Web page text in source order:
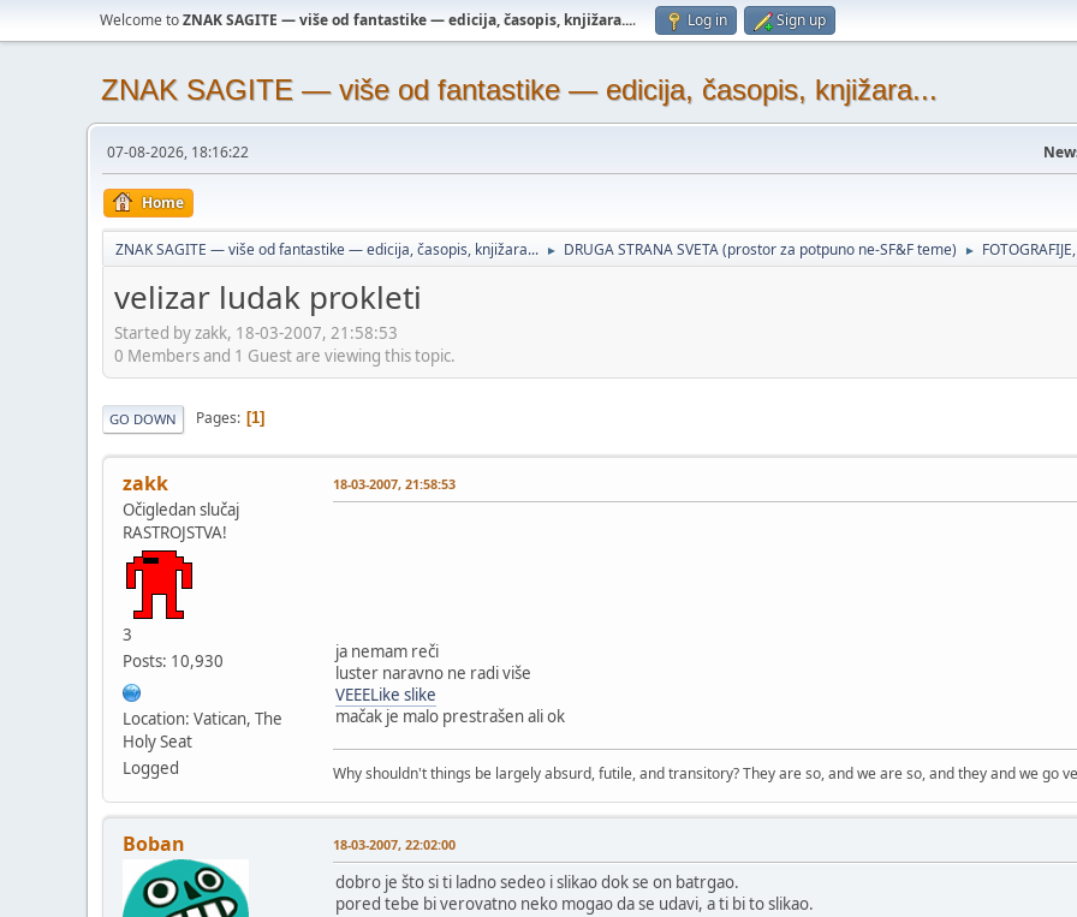
Welcome toZNAK SAGITE — više od fantastike — edicija, časopis, knjižara.... Log in Sign up
ZNAK SAGITE — više od fantastike — edicija, časopis, knjižara...
07-08-2026, 18:16:22
Home
ZNAK SAGITE — više od fantastike — edicija, časopis, knjižara... ► DRUGA STRANA SVETA (prostor za potpuno ne-SF&F teme) ►
velizar ludak prokleti
Started by zakk, 18-03-2007, 21:58:53
0 Members and 1 Guest are viewing this topic.
GO DOWN Pages 1
zakk
Očigledan slučaj
RASTROJSTVA!
3
Posts: 10,930
Location: Vatican, The
Holy Seat
Logged
18-03-2007, 21:58:53
ja nemam reči
luster naravno ne radi više
VEEELike slike
mačak je malo prestrašen ali ok
Why shouldn't things be largely absurd, futile, and transitory? They are so, and we are so, and they and we go
Boban 18-03-2007, 22:02:00
dobro je što si ti ladno sedeo i slikao dok se on batrgao.
pored tebe bi verovatno neko mogao da se udavi, a ti bi to slikao.